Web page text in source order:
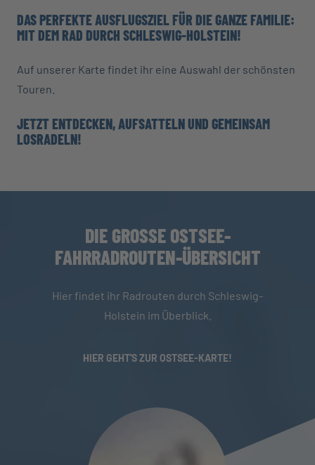
DAS PERFEKTE AUSFLUGSZIEL FÜR DIE GANZE FAMILIE:
MIT DEM RAD DURCH SCHLESWIG-HOLSTEIN!
Auf unserer Karte findet ihr eine Auswahl der schönsten
Touren.
JETZT ENTDECKEN, AUFSATTELN UND GEMEINSAM
LOSRADELN!
DIE GROSSE OSTSEE-F
AHRRADROUTEN-ÜBERSICHT
Hier findet ihr Radrouten durch Schleswig-
Holstein im Überblick.
HIER GEHT'S ZUR OSTSEE-KARTE!